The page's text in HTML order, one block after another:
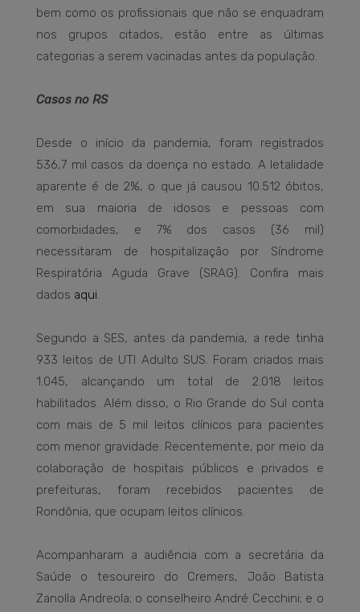
bem como os profissionais que não se enquadram
nos grupos citados, estão entre as últimas
categorias a serem vacinadas antes da população.
Casos no RS
Desde o início da pandemia, foram registrados
536,7 mil casos da doença no estado. A letalidade
aparente é de 2%, o que já causou 10.512 óbitos,
em sua maioria de idosos e pessoas com
comorbidades, e 7% dos casos (36 mil)
necessitaram de hospitalização por Síndrome
Respiratória Aguda Grave (SRAG). Confira mais
dados aqui.
Segundo a SES, antes da pandemia, a rede tinha
933 leitos de UTI Adulto SUS. Foram criados mais
1.045, alcançando um total de 2.018 leitos
habilitados. Além disso, o Rio Grande do Sul conta
com mais de 5 mil leitos clínicos para pacientes
com menor gravidade. Recentemente, por meio da
colaboração de hospitais públicos e privados e
prefeituras, foram recebidos pacientes de
Rondônia, que ocupam leitos clínicos.
Acompanharam a audiência com a secretária da
Saúde o tesoureiro do Cremers, João Batista
Zanolla Andreola; o conselheiro André Cecchini; e o